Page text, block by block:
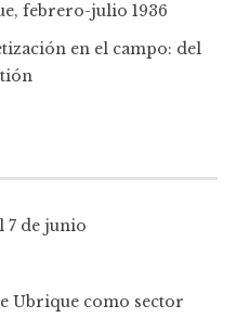
febrero-julio 1936
en el campo: del
7 de junio
Ubrique como sector